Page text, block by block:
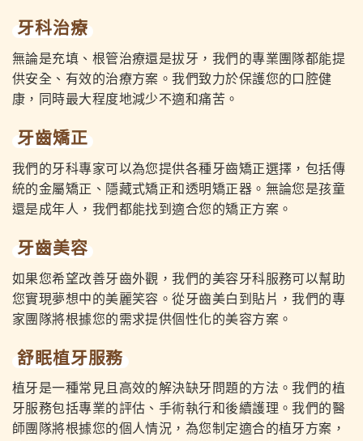
牙科治療
無論是充填、根管治療還是拔牙，我們的專業團隊都能提
供安全、有效的治療方案。我們致力於保護您的口腔健
康，同時最大程度地減少不適和痛苦。
牙齒矯正
我們的牙科專家可以為您提供各種牙齒矯正選擇，包括傳
統的金屬矯正、隱藏式矯正和透明矯正器。無論您是孩童
還是成年人，我們都能找到適合您的矯正方案。
牙齒美容
如果您希望改善牙齒外觀，我們的美容牙科服務可以幫助
您實現夢想中的美麗笑容。從牙齒美白到貼片，我們的專
家團隊將根據您的需求提供個性化的美容方案。
舒眠植牙服務
植牙是一種常見且高效的解決缺牙問題的方法。我們的植
牙服務包括專業的評估、手術執行和後續護理。我們的醫
師團隊將根據您的個人情況，為您制定適合的植牙方案，